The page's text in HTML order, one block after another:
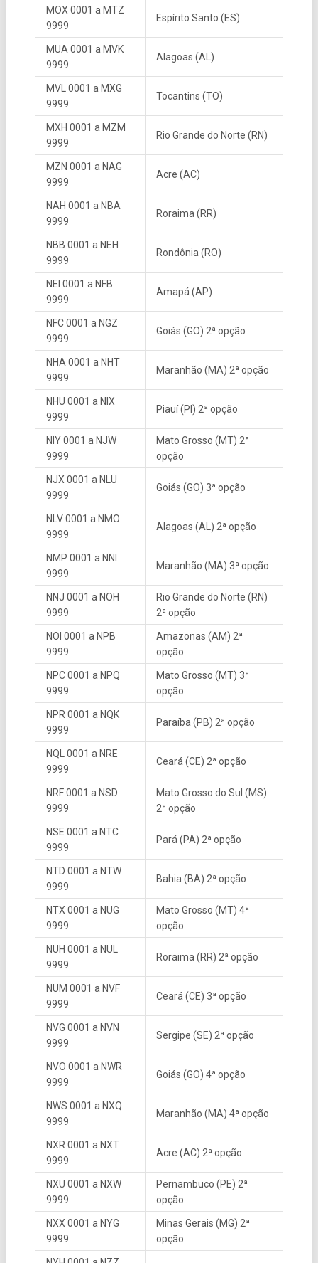
MOX 0001 a MTZ
9999
Espírito Santo (ES)
MUA 0001 a MVK
9999
Alagoas (AL)
MVL 0001 a MXG
9999
Tocantins (TO)
MXH 0001 a MZM
9999
Rio Grande do Norte (RN)
MZN 0001 a NAG
9999
Acre (AC)
NAH 0001 a NBA
9999
Roraima (RR)
NBB 0001 a NEH
9999
Rondônia (RO)
NEI 0001 a NFB
9999
Amapá (AP)
NFC 0001 a NGZ
9999
Goiás (GO) 2ª opção
NHA 0001 a NHT
9999
Maranhão (MA) 2ª opção
NHU 0001 a NIX
9999
Piauí (PI) 2ª opção
NIY 0001 a NJW
9999
Mato Grosso (MT) 2ª
opção
NJX 0001 a NLU
9999
Goiás (GO) 3ª opção
NLV 0001 a NMO
9999
Alagoas (AL) 2ª opção
NMP 0001 a NNI
9999
Maranhão (MA) 3ª opção
NNJ 0001 a NOH
9999
Rio Grande do Norte (RN)
2ª opção
NOI 0001 a NPB
9999
Amazonas (AM) 2ª
opção
NPC 0001 a NPQ
9999
Mato Grosso (MT) 3ª
opção
NPR 0001 a NQK
9999
Paraíba (PB) 2ª opção
NQL 0001 a NRE
9999
Ceará (CE) 2ª opção
NRF 0001 a NSD
9999
Mato Grosso do Sul (MS)
2ª opção
NSE 0001 a NTC
9999
Pará (PA) 2ª opção
NTD 0001 a NTW
9999
Bahia (BA) 2ª opção
NTX 0001 a NUG
9999
Mato Grosso (MT) 4ª
opção
NUH 0001 a NUL
9999
Roraima (RR) 2ª opção
NUM 0001 a NVF
9999
Ceará (CE) 3ª opção
NVG 0001 a NVN
9999
Sergipe (SE) 2ª opção
NVO 0001 a NWR
9999
Goiás (GO) 4ª opção
NWS 0001 a NXQ
9999
Maranhão (MA) 4ª opção
NXR 0001 a NXT
9999
Acre (AC) 2ª opção
NXU 0001 a NXW
9999
Pernambuco (PE) 2ª
opção
NXX 0001 a NYG
9999
Minas Gerais (MG) 2ª
opção